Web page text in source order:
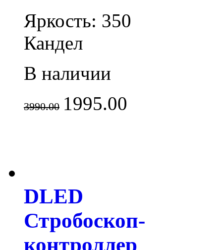
Яркость: 350
Кандел
В наличии
3990.00 1995.00
DLED
Стробоскоп-
контроллер